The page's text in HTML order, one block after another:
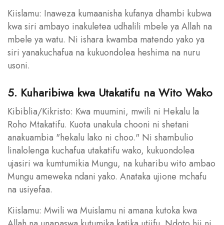
Kiislamu: Inaweza kumaanisha kufanya dhambi kubwa
kwa siri ambayo inakuletea udhalili mbele ya Allah na
mbele ya watu. Ni ishara kwamba matendo yako ya
siri yanakuchafua na kukuondolea heshima na nuru
usoni.
5. Kuharibiwa kwa Utakatifu na Wito Wako
Kibiblia/Kikristo: Kwa muumini, mwili ni Hekalu la
Roho Mtakatifu. Kuota unakula chooni ni shetani
anakuambia "hekalu lako ni choo." Ni shambulio
linalolenga kuchafua utakatifu wako, kukuondolea
ujasiri wa kumtumikia Mungu, na kuharibu wito ambao
Mungu ameweka ndani yako. Anataka ujione mchafu
na usiyefaa.
Kiislamu: Mwili wa Muislamu ni amana kutoka kwa